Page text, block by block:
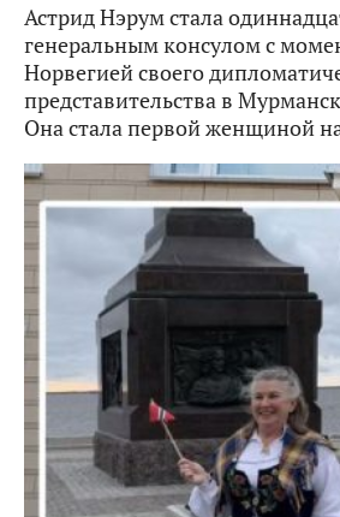
Астрид Нэрум стала
генеральным консулом с
Норвегией своего
представительства в
Она стала первой женщиной